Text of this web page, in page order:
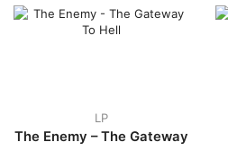
LP
The Enemy – The Gateway